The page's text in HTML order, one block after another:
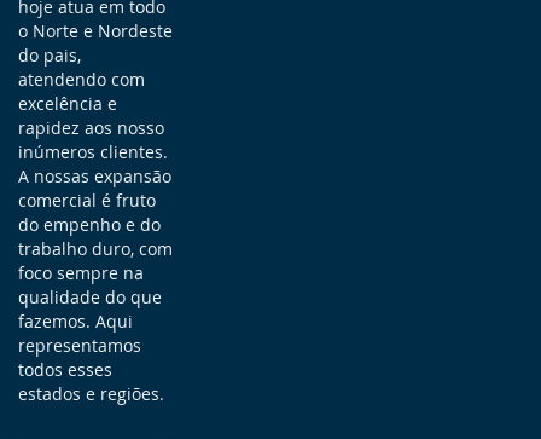
hoje atua em todo
o Norte e Nordeste
do pais,
atendendo com
excelência e
rapidez aos nosso
inúmeros clientes.
A nossas expansão
comercial é fruto
do empenho e do
trabalho duro, com
foco sempre na
qualidade do que
fazemos. Aqui
representamos
todos esses
estados e regiões.